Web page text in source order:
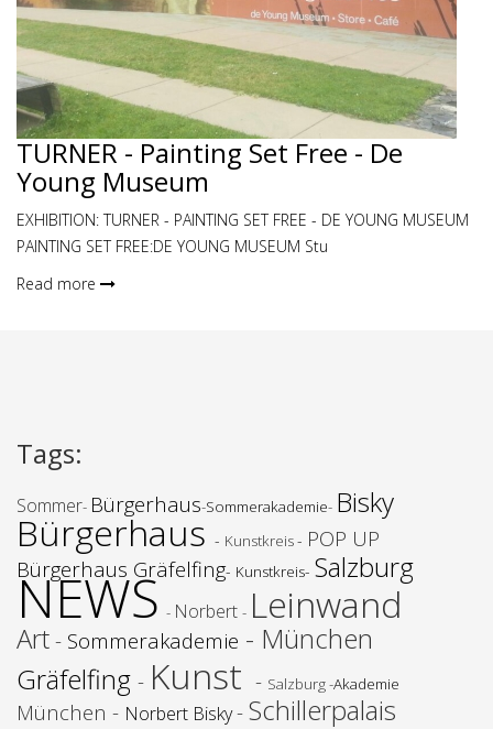
TURNER - Painting Set Free - De
Young Museum
EXHIBITION: TURNER - PAINTING SET FREE - DE YOUNG MUSEUM
PAINTING SET FREE:DE YOUNG MUSEUM Stu
Read more
Tags:
Sommer- Bürgerhaus-Sommerakademie- Bisky
Bürgerhaus - Kunstkreis- POP UP
Bürgerhaus Gräfelfing- Kunstkreis- Salzburg
NEWS - Norbert - Leinwand
Art - Sommerakademie - München
Gräfelfing - Kunst - Salzburg -Akademie
München - Norbert Bisky- Schillerpalais